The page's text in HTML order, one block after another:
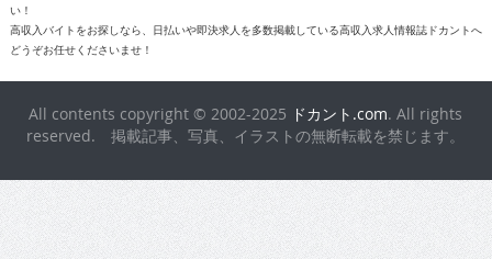
い！
高収入バイトをお探しなら、日払いや即決求人を多数掲載している高収入求人情報誌ドカントへ
どうぞお任せくださいませ！
All contents copyright © 2002-2025 ドカント.com. All rights
reserved. 掲載記事、写真、イラストの無断転載を禁じます。